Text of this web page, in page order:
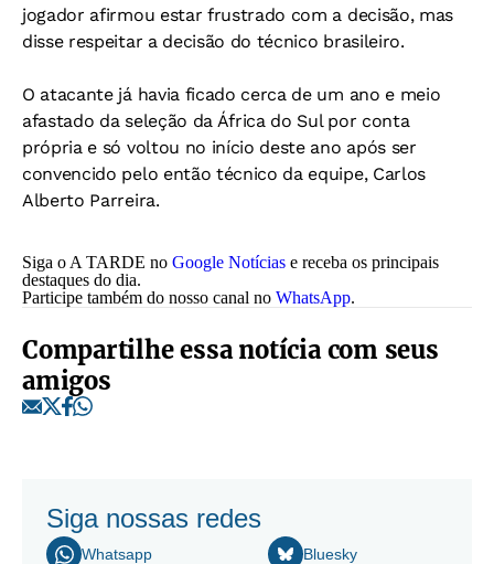
jogador afirmou estar frustrado com a decisão, mas
disse respeitar a decisão do técnico brasileiro.
O atacante já havia ficado cerca de um ano e meio
afastado da seleção da África do Sul por conta
própria e só voltou no início deste ano após ser
convencido pelo então técnico da equipe, Carlos
Alberto Parreira.
Siga o A TARDE no Google Notícias e receba os principais
destaques do dia.
Participe também do nosso canal no WhatsApp.
Compartilhe essa notícia com seus
amigos
Siga nossas redes
Whatsapp
Bluesky